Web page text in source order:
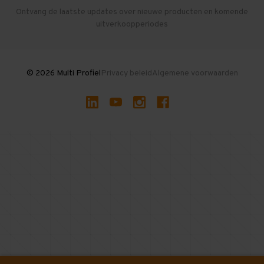
Gebruikte entresolvloeren
Ontvang de laatste updates over nieuwe producten en komende
uitverkoopperiodes
© 2026 Multi ProfielPrivacy beleidAlgemene voorwaarden